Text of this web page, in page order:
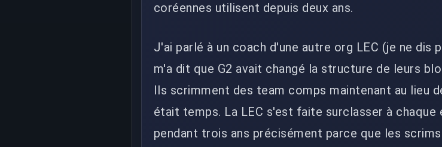
coréennes utilisent depuis deux ans.
J'ai parlé à un coach d'une autre org LEC (je ne dis
m'a dit que G2 avait changé la structure de leurs
Ils scrimment des team comps maintenant au lieu
était temps. La LEC s'est faite surclasser à chaque
pendant trois ans précisément parce que les